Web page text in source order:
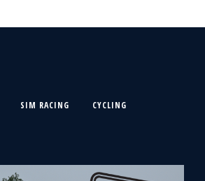
SIM RACING CYCLING